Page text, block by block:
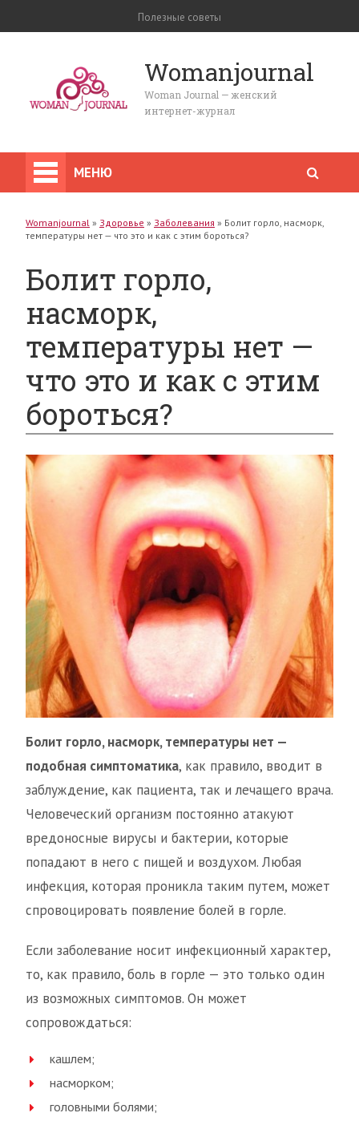
Полезные советы
Womanjournal
Woman Journal — женский
интернет-журнал
МЕНЮ
Womanjournal » Здоровье » Заболевания » Болит горло, насморк,
температуры нет — что это и как с этим бороться?
Болит горло,
насморк,
температуры нет —
что это и как с этим
бороться?
Болит горло, насморк, температуры нет —
подобная симптоматика, как правило, вводит в
заблуждение, как пациента, так и лечащего врача.
Человеческий организм постоянно атакуют
вредоносные вирусы и бактерии, которые
попадают в него с пищей и воздухом. Любая
инфекция, которая проникла таким путем, может
спровоцировать появление болей в горле.
Если заболевание носит инфекционный характер,
то, как правило, боль в горле — это только один
из возможных симптомов. Он может
сопровождаться:
кашлем;
насморком;
головными болями;